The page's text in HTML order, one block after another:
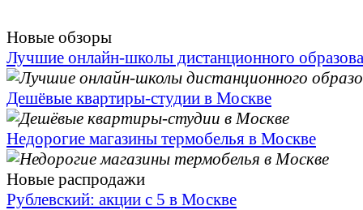
Новые обзоры
Лучшие онлайн-школы дистанционного
Дешёвые квартиры-студии в Москве
Недорогие магазины термобелья в Москве
Новые распродажи
Рублевский: акции с 5 в Москве